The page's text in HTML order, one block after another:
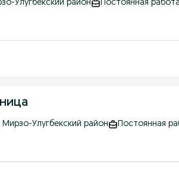
Улугбекский район
Постоянная работа
Мирзо-Улугбекский район
Постоянная